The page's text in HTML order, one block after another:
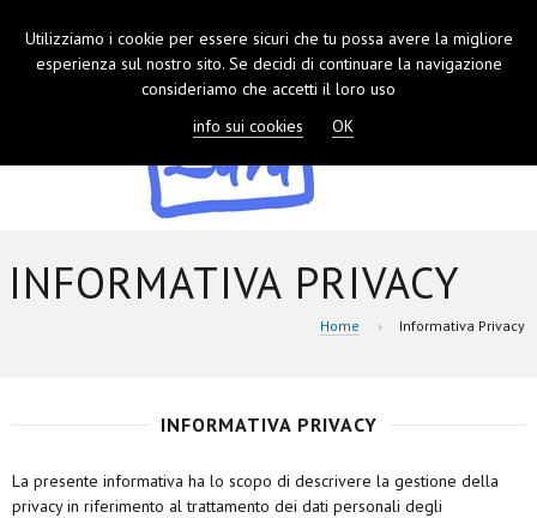
INFORMATIVA PRIVACY
Home Informativa Privacy
INFORMATIVA PRIVACY
La presente informativa ha lo scopo di descrivere la gestione della
privacy in riferimento al trattamento dei dati personali degli
Utilizziamo i cookie per essere sicuri che tu possa avere la migliore
esperienza sul nostro sito. Se decidi di continuare la navigazione
consideriamo che accetti il loro uso
info sui cookies
OK